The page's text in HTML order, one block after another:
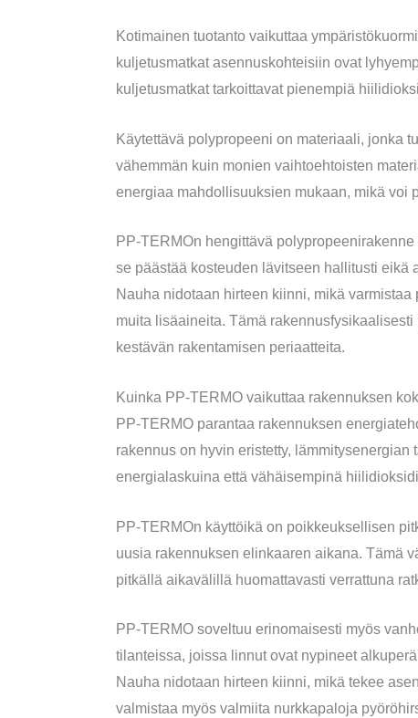
Kotimainen tuotanto vaikuttaa
kuljetusmatkat asennuskohteisiin ovat
kuljetusmatkat tarkoittavat pienempiä
Käytettävä polypropeeni on materiaali, jonka
vähemmän kuin monien vaihtoehtoisten
energiaa mahdollisuuksien mukaan, mikä voi
PP-TERMOn hengittävä
se päästää kosteuden lävitseen hallitusti eikä
Nauha nidotaan hirteen kiinni, mikä
muita lisäaineita. Tämä
kestävän rakentamisen periaatteita.
Kuinka PP-TERMO vaikuttaa rakennuksen
PP-TERMO parantaa rakennuksen
rakennus on hyvin eristetty,
energialaskuina että vähäisempinä
PP-TERMOn käyttöikä on poikkeuksellisen
uusia rakennuksen elinkaaren aikana. Tämä
pitkällä aikavälillä huomattavasti verrattuna
PP-TERMO soveltuu erinomaisesti myös
tilanteissa, joissa linnut ovat nypineet
Nauha nidotaan hirteen kiinni, mikä tekee
valmistaa myös valmiita nurkkapaloja